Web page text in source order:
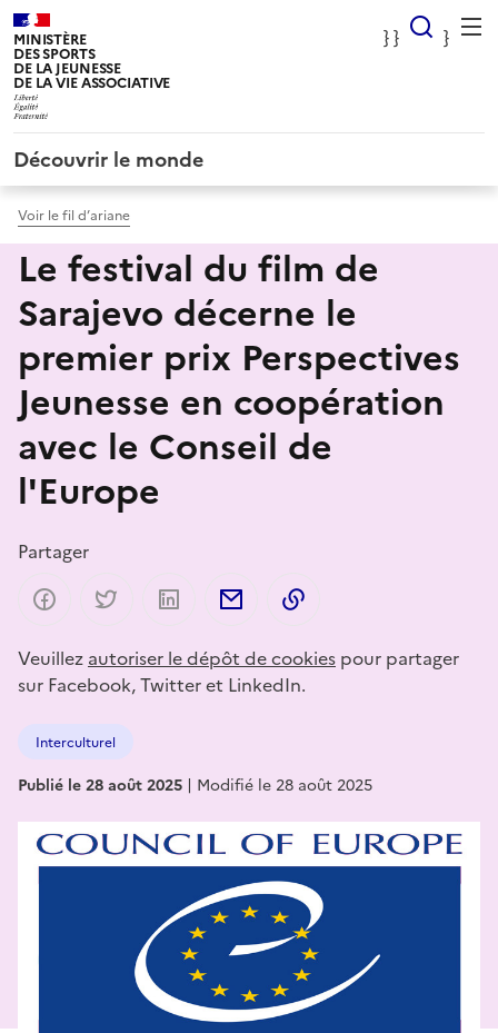
MINISTÈRE
DES SPORTS
DE LA JEUNESSE
DE LA VIE ASSOCIATIVE
} } }
}
Découvrir le monde
Voir le fil d’ariane
Le festival du film de
Sarajevo décerne le
premier prix Perspectives
Jeunesse en coopération
avec le Conseil de
l'Europe
Partager
Partager sur Facebook
Partager sur Twitter
Partager sur LinkedIn
Partager par email
Veuillez autoriser le dépôt de cookies pour partager
sur Facebook, Twitter et LinkedIn.
Interculturel
Publié le 28 août 2025 | Modifié le 28 août 2025
Panneau de gestion des cookies